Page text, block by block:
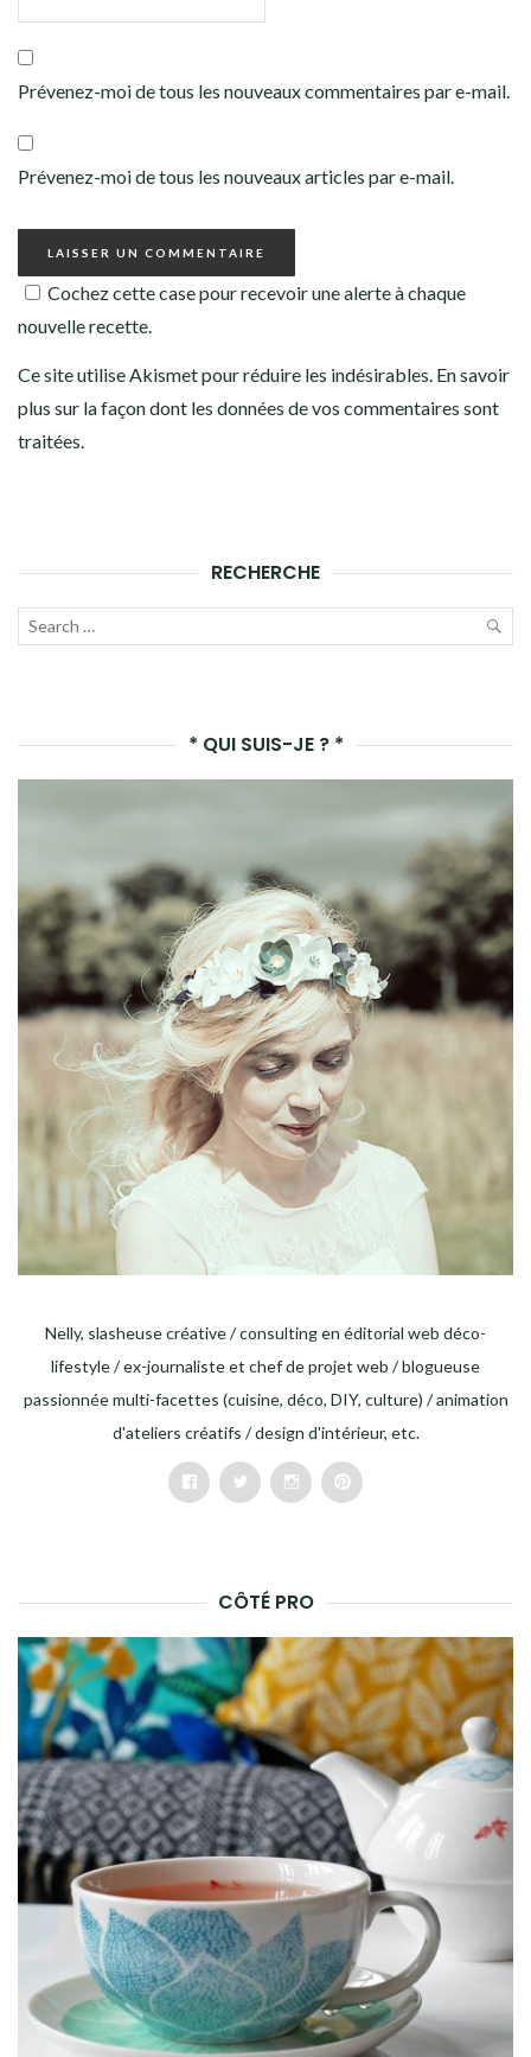
Prévenez-moi de tous les nouveaux commentaires par e-mail.
Prévenez-moi de tous les nouveaux articles par e-mail.
Cochez cette case pour recevoir une alerte à chaque
nouvelle recette.
Ce site utilise Akismet pour réduire les indésirables. En savoir
plus sur la façon dont les données de vos commentaires sont
traitées.
RECHERCHE
Recherche
* QUI SUIS-JE ? *
Nelly, slasheuse créative / consulting en éditorial web déco-
lifestyle / ex-journaliste et chef de projet web / blogueuse
passionnée multi-facettes (cuisine, déco, DIY, culture) / animation
d'ateliers créatifs / design d'intérieur, etc.
FacebookTwitterInstagramPinterest
CÔTÉ PRO